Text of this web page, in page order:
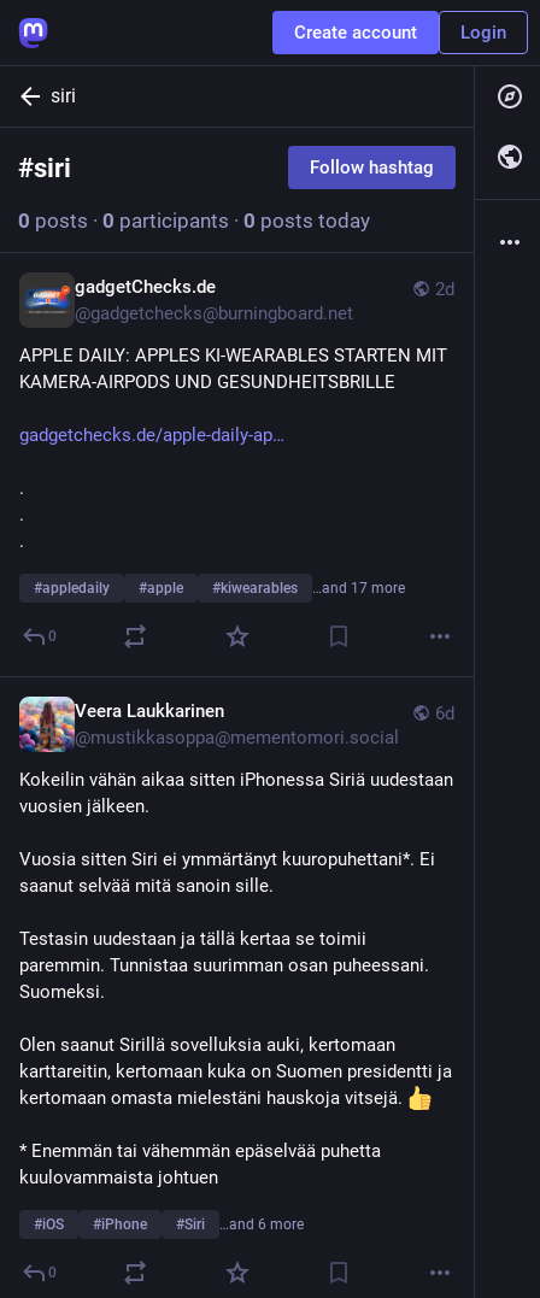
Create account Login
siri
#siri Follow hashtag
0 posts · 0 participants · 0 posts today
2d
gadgetChecks.de
@gadgetchecks@burningboard.net
APPLE DAILY: APPLES KI-WEARABLES STARTEN MIT
KAMERA-AIRPODS UND GESUNDHEITSBRILLE
gadgetchecks.de/apple-daily-ap
.
.
.
#appledaily #apple #kiwearables …and 17 more
0
6d
Veera Laukkarinen
@mustikkasoppa@mementomori.social
Kokeilin vähän aikaa sitten iPhonessa Siriä uudestaan
vuosien jälkeen.
Vuosia sitten Siri ei ymmärtänyt kuuropuhettani*. Ei
saanut selvää mitä sanoin sille.
Testasin uudestaan ja tällä kertaa se toimii
paremmin. Tunnistaa suurimman osan puheessani.
Suomeksi.
Olen saanut Sirillä sovelluksia auki, kertomaan
karttareitin, kertomaan kuka on Suomen presidentti ja
kertomaan omasta mielestäni hauskoja vitsejä.
* Enemmän tai vähemmän epäselvää puhetta
kuulovammaista johtuen
#iOS #iPhone #Siri …and 6 more
0